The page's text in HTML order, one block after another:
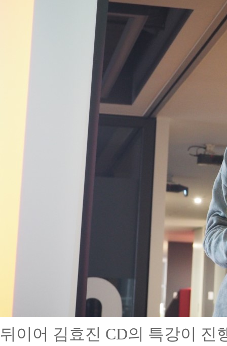
뒤이어 김효진 CD의 특강이 진